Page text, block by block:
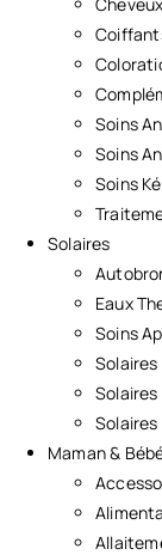
Soins
Soins
Soins
Solaires
Eaux
Soins
Maman &